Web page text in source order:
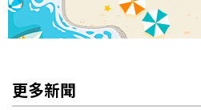
更多新聞